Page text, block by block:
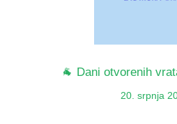
🐐 Dani otvorenih
20. srpnja